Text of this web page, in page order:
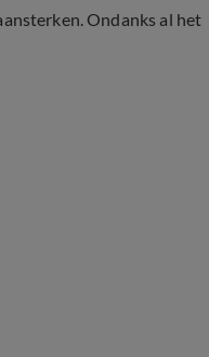
Ondanks al het